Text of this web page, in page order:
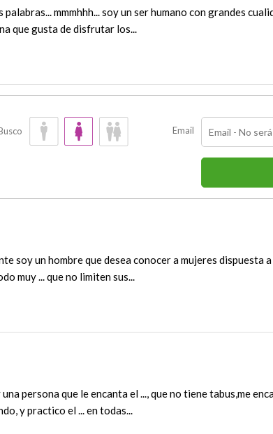
mmmhhh... soy un ser humano con grandes
que gusta de disfrutar los...
Email
soy un hombre que desea conocer a mujeres
muy ... que no limiten sus...
persona que le encanta el ..., que no tiene tabus,me
y practico el ... en todas...